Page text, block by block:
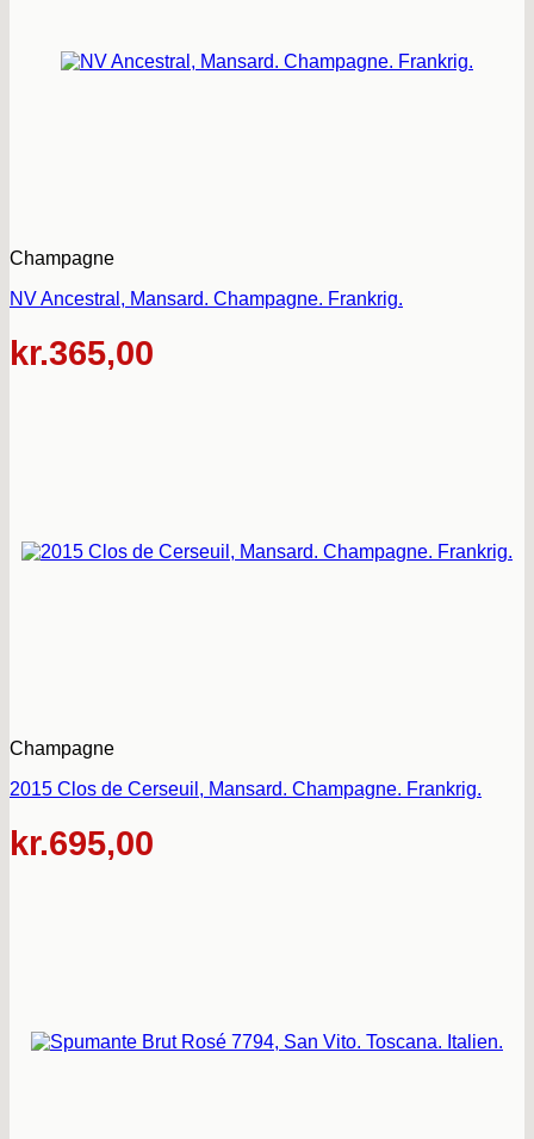
Champagne
NV Ancestral, Mansard. Champagne. Frankrig.
kr.365,00
Champagne
2015 Clos de Cerseuil, Mansard. Champagne. Frankrig.
kr.695,00